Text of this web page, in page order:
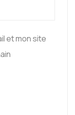
et mon site